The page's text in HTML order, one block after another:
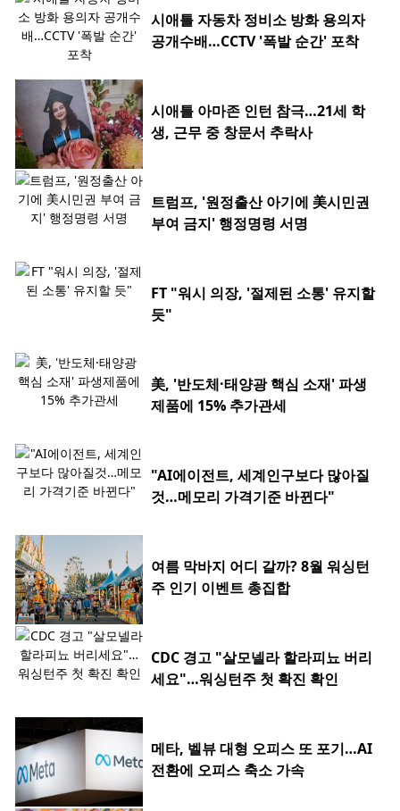
시애틀 자동차 정비소 방화 용의자
공개수배…CCTV '폭발 순간' 포착
시애틀 아마존 인턴 참극…21세 학
생, 근무 중 창문서 추락사
트럼프, '원정출산 아기에 美시민권
부여 금지' 행정명령 서명
FT "워시 의장, '절제된 소통' 유지할
듯"
美, '반도체·태양광 핵심 소재' 파생
제품에 15% 추가관세
"AI에이전트, 세계인구보다 많아질
것…메모리 가격기준 바뀐다"
여름 막바지 어디 갈까? 8월 워싱턴
주 인기 이벤트 총집합
CDC 경고 "살모넬라 할라피뇨 버리
세요"…워싱턴주 첫 확진 확인
메타, 벨뷰 대형 오피스 또 포기…AI
전환에 오피스 축소 가속